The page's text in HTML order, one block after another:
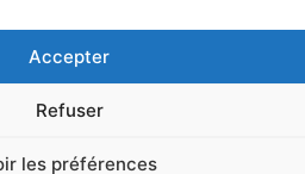
Accepter
Refuser
les préférences